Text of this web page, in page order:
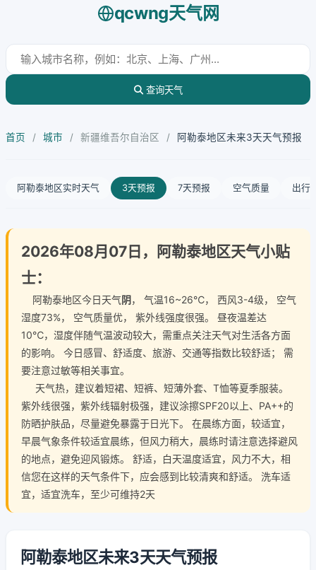
qcwng天气网
查询天气
首页 / 城市 / 新疆维吾尔自治区 / 阿勒泰地区未来3天天气预报
阿勒泰地区实时天气 3天预报 7天预报 空气质量 出行
2026年08月07日，阿勒泰地区天气小贴
士：
阿勒泰地区今日天气阴， 气温16~26℃， 西风3-4级， 空气
湿度73%， 空气质量优， 紫外线强度很强。 昼夜温差达
10℃，湿度伴随气温波动较大，需重点关注天气对生活各方面
的影响。 今日感冒、舒适度、旅游、交通等指数比较舒适； 需
要注意过敏等相关事宜。
天气热，建议着短裙、短裤、短薄外套、T恤等夏季服装。
紫外线很强，紫外线辐射极强，建议涂擦SPF20以上、PA++的
防晒护肤品，尽量避免暴露于日光下。 在晨练方面，较适宜，
早晨气象条件较适宜晨练，但风力稍大，晨练时请注意选择避风
的地点，避免迎风锻炼。 舒适，白天温度适宜，风力不大，相
信您在这样的天气条件下，应会感到比较清爽和舒适。 洗车适
宜，适宜洗车，至少可维持2天
阿勒泰地区未来3天天气预报